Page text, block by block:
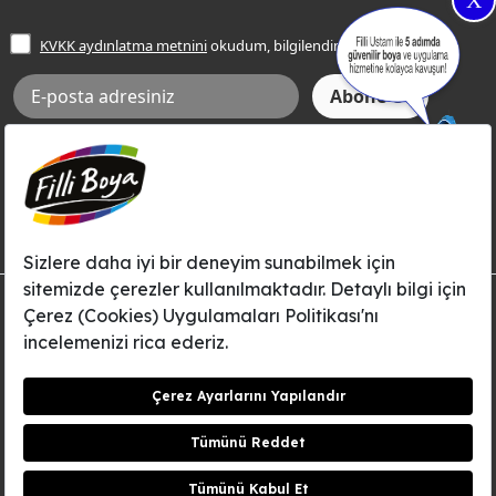
Frezya Rengi
Bilgi Toplumu Hizmetleri
İnternet Sitesi Kullanım Koşulları
KVKK Talep Formu
KVKK Aydınlatma Metni
KVKK aydınlatma metniniokudum, bilgilendim.
Aksi tarafımca bildirilene dek, Betek Boya ve Kimya Sanayi A.Ş.'nin
Filli Boya dahil tüm markaları ile ilgili kampanya, duyuru, hizmetler ve
tanıtım faaliyetleri vb. ile ilgili olarak e-posta yoluyla şahsıma
© Filli Boya 2026. Tüm Hakları Saklıdır.